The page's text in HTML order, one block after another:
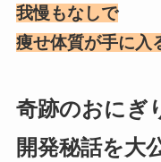
我慢もなしで
痩せ体質が手に入
奇跡のおにぎ
開発秘話を大